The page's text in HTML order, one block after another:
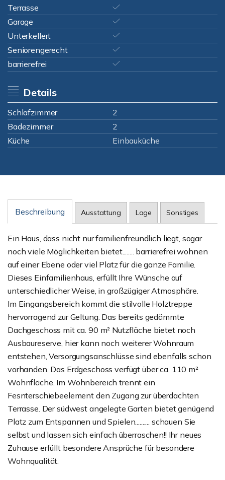
Terrasse
Garage
Unterkellert
Seniorengerecht
barrierefrei
Details
Schlafzimmer
2
Badezimmer
2
Küche
Einbauküche
Beschreibung Ausstattung Lage Sonstiges
Ein Haus, dass nicht nur familienfreundlich liegt, sogar
noch viele Möglichkeiten bietet........ barrierefrei wohnen
auf einer Ebene oder viel Platz für die ganze Familie.
Dieses Einfamilienhaus, erfüllt Ihre Wünsche auf
unterschiedlicher Weise, in großzügiger Atmosphäre.
Im Eingangsbereich kommt die stilvolle Holztreppe
hervorragend zur Geltung. Das bereits gedämmte
Dachgeschoss mit ca. 90 m² Nutzfläche bietet noch
Ausbaureserve, hier kann noch weiterer Wohnraum
entstehen, Versorgungsanschlüsse sind ebenfalls schon
vorhanden. Das Erdgeschoss verfügt über ca. 110 m²
Wohnfläche. Im Wohnbereich trennt ein
Fesnterschiebeelement den Zugang zur überdachten
Terrasse. Der südwest angelegte Garten bietet genügend
Platz zum Entspannen und Spielen.......... schauen Sie
selbst und lassen sich einfach überraschen!! Ihr neues
Zuhause erfüllt besondere Ansprüche für besondere
Wohnqualität.